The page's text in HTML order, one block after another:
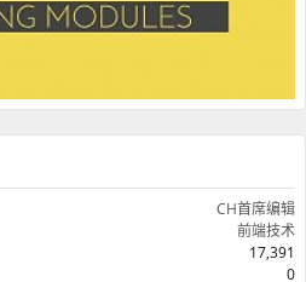
CH首席编辑
前端技术
17,391
0